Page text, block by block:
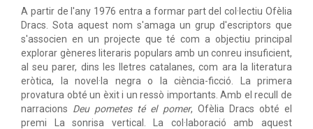
A partir de l'any 1976 entra a formar part del col·lectiu Ofèlia
Dracs. Sota aquest nom s'amaga un grup d'escriptors que
s'associen en un projecte que té com a objectiu principal
explorar gèneres literaris populars amb un conreu insuficient,
al seu parer, dins les lletres catalanes, com ara la literatura
eròtica, la novel·la negra o la ciència-ficció. La primera
provatura obté un èxit i un ressò importants. Amb el recull de
narracions Deu pometes té el pomer, Ofèlia Dracs obté el
premi La sonrisa vertical. La col·laboració amb aquest